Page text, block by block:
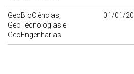
GeoBioCiências,
GeoTecnologias e
GeoEngenharias
01/01/